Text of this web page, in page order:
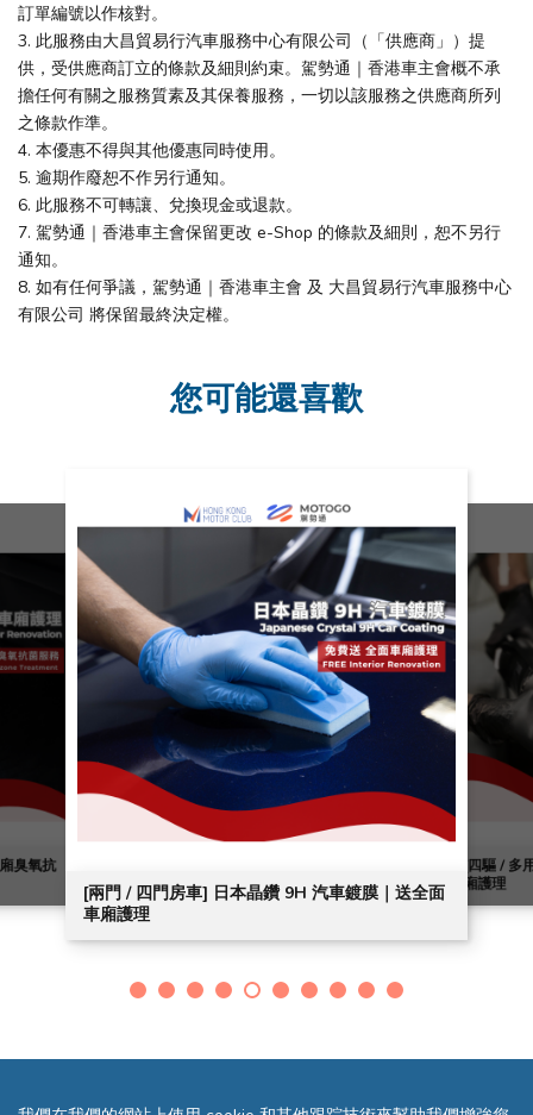
訂單編號以作核對。
3. 此服務由大昌貿易行汽車服務中心有限公司（「供應商」）提
供，受供應商訂立的條款及細則約束。駕勢通｜香港車主會概不承
擔任何有關之服務質素及其保養服務，一切以該服務之供應商所列
之條款作準。
4. 本優惠不得與其他優惠同時使用。
5. 逾期作廢恕不作另行通知。
6. 此服務不可轉讓、兌換現金或退款。
7. 駕勢通｜香港車主會保留更改 e-Shop 的條款及細則，恕不另行
通知。
8. 如有任何爭議，駕勢通｜香港車主會 及 大昌貿易行汽車服務中心
有限公司 將保留最終決定權。
您可能還喜歡
臭氧抗
[兩門 / 四門房車] 日本晶鑽 9H 汽車鍍膜｜送全面
車廂護理
[四驅 / 多
廂護理